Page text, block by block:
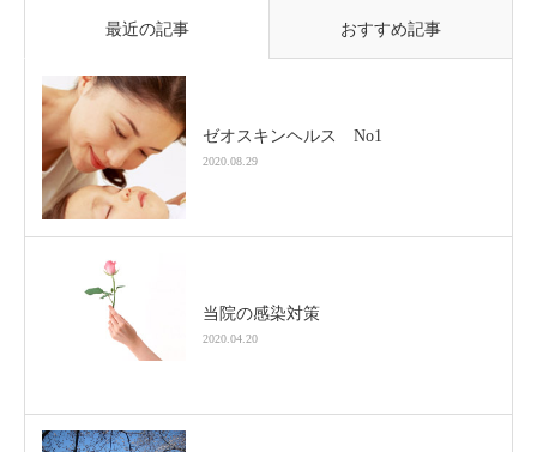
最近の記事 おすすめ記事
ゼオスキンヘルス No1
2020.08.29
当院の感染対策
2020.04.20